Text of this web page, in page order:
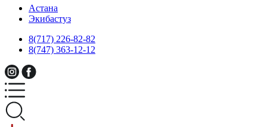
Астана
Экибастуз
8(717) 226-82-82
8(747) 363-12-12